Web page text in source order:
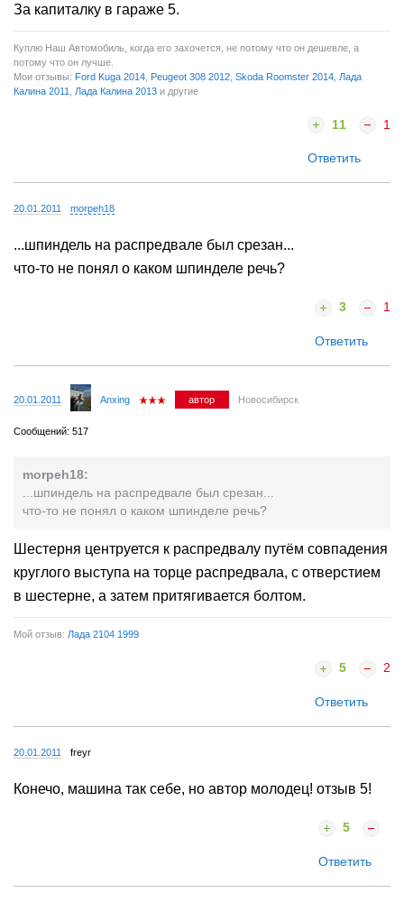
За капиталку в гараже 5.
Куплю Наш Автомобиль, когда его захочется, не потому что он дешевле, а
потому что он лучше.
Мои отзывы: Ford Kuga 2014 Peugeot 308 2012 Skoda Roomster 2014 Лада
Калина 2011
Лада Калина 2013 и другие
11 1
Ответить
20.01.2011 morpeh18
...шпиндель на распредвале был срезан...
что-то не понял о каком шпинделе речь?
3 1
Ответить
20.01.2011 Anxing автор Новосибирск
Сообщений: 517
morpeh18:
...шпиндель на распредвале был срезан...
что-то не понял о каком шпинделе речь?
Шестерня центруется к распредвалу путём совпадения
круглого выступа на торце распредвала, с отверстием
в шестерне, а затем притягивается болтом.
Мой отзыв: Лада 2104 1999
5 2
Ответить
20.01.2011 freyr
Конечо, машина так себе, но автор молодец! отзыв 5!
5
Ответить